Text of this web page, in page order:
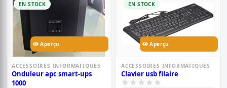
EN STOCK
Aperçu
ACCESSOIRES INFORMATIQUES
Onduleur apc smart-ups
1000
EN STOCK
Aperçu
ACCESSOIRES INFORMATIQUES
Clavier usb filaire